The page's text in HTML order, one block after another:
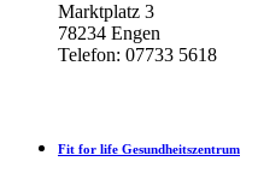
Marktplatz 3
78234 Engen
Telefon: 07733 5618
Fit for life Gesundheitszentrum